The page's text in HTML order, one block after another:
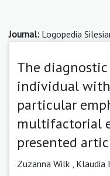
Journal: Logopedia
The
individual
particular
multifactorial
presented
Zuzanna Wilk Klaudia